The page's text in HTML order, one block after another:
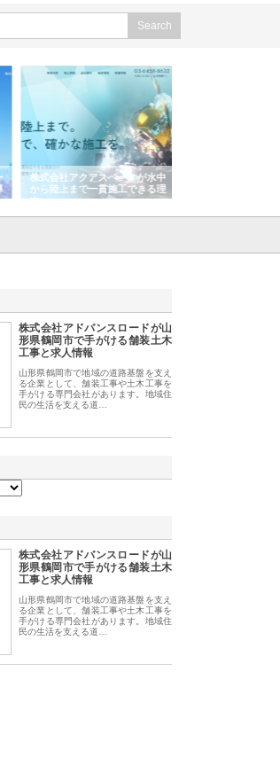
株式会社アクアスペースが水中
から陸上まで一貫施工できる理
由
株式会社アドバンスロードが山
形県鶴岡市で手がける舗装土木
工事と求人情報
山形県鶴岡市で地域の道路基盤を支え
る企業として、舗装工事や土木工事を
手がける専門会社があります。地域住
民の生活を支える道…
株式会社アドバンスロードが山
形県鶴岡市で手がける舗装土木
工事と求人情報
山形県鶴岡市で地域の道路基盤を支え
る企業として、舗装工事や土木工事を
手がける専門会社があります。地域住
民の生活を支える道…